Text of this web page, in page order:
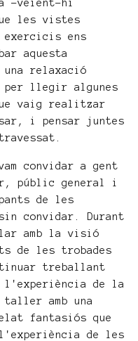
-veient-hi
les vistes
exercicis ens
aquesta
relaxació
per llegir algunes
vaig realitzar
i pensar juntes
convidar a gent
públic general i
de les
convidar. Durant
amb la visió
de les trobades
treballant
l'experiència de la
taller amb una
fantasiós que
de les